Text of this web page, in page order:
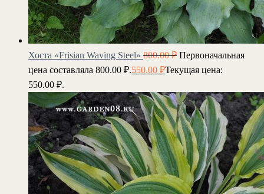
Хоста «Frisian Waving Steel» 800.00₽ Первоначальная
цена составляла 800.00 ₽.550.00 ₽Текущая цена:
550.00 ₽.